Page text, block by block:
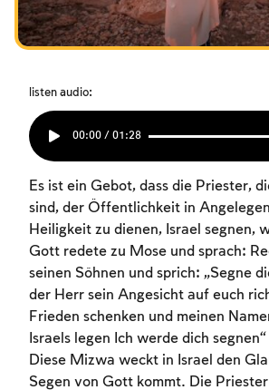
listen audio:
00:00 / 01:28
Es ist ein Gebot, dass die Priester,
sind, der Öffentlichkeit in
Heiligkeit zu dienen, Israel segnen,
Gott redete zu Mose und sprach:
seinen Söhnen und sprich: ‚Segne
der Herr sein Angesicht auf euch
Frieden schenken und meinen
Israels legen Ich werde dich
Diese Mizwa weckt in Israel den
Segen von Gott kommt. Die